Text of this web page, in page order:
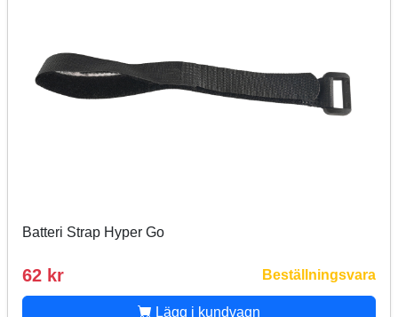
Batteri Strap Hyper Go
62 kr Beställningsvara
Lägg i kundvagn